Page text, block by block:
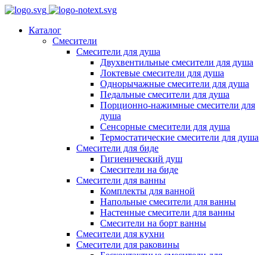
Каталог
Смесители
Смесители для душа
Двухвентильные смесители для душа
Локтевые смесители для душа
Однорычажные смесители для душа
Педальные смесители для душа
Порционно-нажимные смесители для
душа
Сенсорные смесители для душа
Термостатические смесители для душа
Смесители для биде
Гигиенический душ
Смесители на биде
Смесители для ванны
Комплекты для ванной
Напольные смесители для ванны
Настенные смесители для ванны
Смесители на борт ванны
Смесители для кухни
Смесители для раковины